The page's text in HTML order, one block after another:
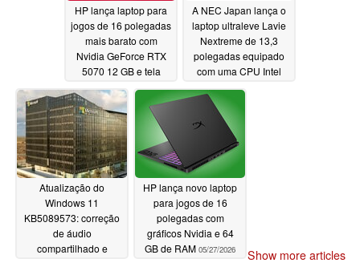
HP lança laptop para
jogos de 16 polegadas
mais barato com
Nvidia GeForce RTX
5070 12 GB e tela
05/27/2026
A NEC Japan lança o
laptop ultraleve Lavie
Nextreme de 13,3
polegadas equipado
com uma CPU Intel
05/27/2026
Atualização do
Windows 11
KB5089573: correção
de áudio
compartilhado e
HP lança novo laptop
para jogos de 16
polegadas com
gráficos Nvidia e 64
GB de RAM 05/27/2026 Show more articles